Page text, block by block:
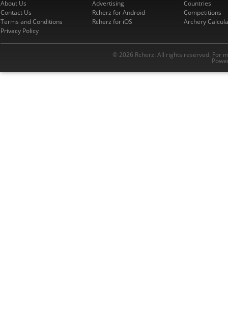
About Us
Contact Us
Terms and Conditions
Privacy Policy
Advertising
Rcherz for Android
Rcherz for iOS
Countries
Competitions
Archery
© 2026 Rcherz. All rights reserved. For